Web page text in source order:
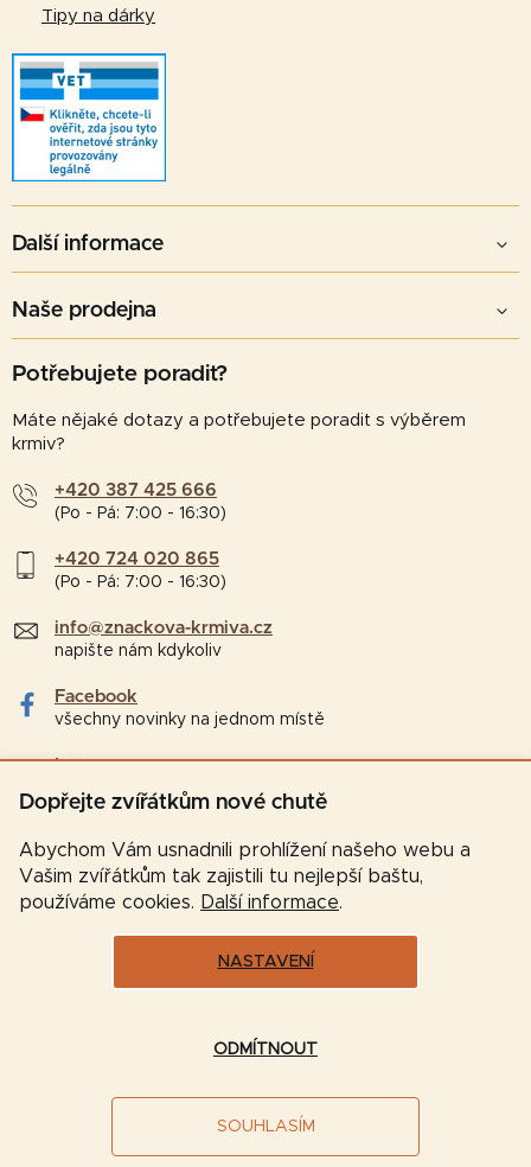
Dopřejte zvířátkům nové chutě
Abychom Vám usnadnili prohlížení našeho webu a
Vašim zvířátkům tak zajistili tu nejlepší baštu,
používáme cookies. Další informace.
SOUHLASÍM
NASTAVENÍ
ODMÍTNOUT
Tipy na dárky
Další informace
Naše prodejna
Potřebujete poradit?
Máte nějaké dotazy a potřebujete poradit s výběrem
krmiv?
+420 387 425 666
(Po - Pá: 7:00 - 16:30)
+420 724 020 865
(Po - Pá: 7:00 - 16:30)
info@znackova-krmiva.cz
napište nám kdykoliv
Facebook
všechny novinky na jednom místě
Instagram
tipy a zajímavosti pro chovatele
Vytvořil Shoptet
Upravit nastavení cookies